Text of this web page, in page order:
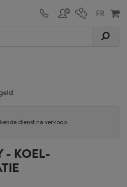
dienst na verkoop
- KOEL-